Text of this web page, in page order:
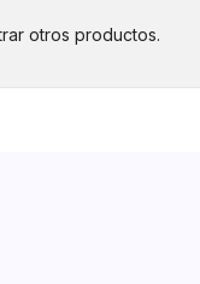
otros productos.